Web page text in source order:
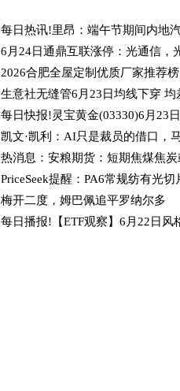
2026合肥全屋定制优质厂家推荐榜
梅开二度，姆巴佩追平罗纳尔多